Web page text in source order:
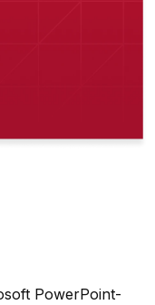
PowerPoint-